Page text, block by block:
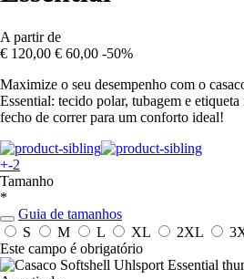
A partir de
€ 120,00 € 60,00 -50%
Maximize o seu desempenho com o
Essential: tecido polar, tubagem e
fecho de correr para um conforto ideal!
+-2
Tamanho
*
Guia de tamanhos
S
M L XL 2XL
Este campo é obrigatório